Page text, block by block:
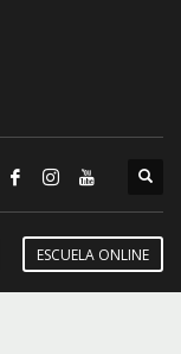
ESCUELA ONLINE